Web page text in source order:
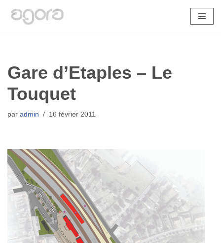
Gare d’Etaples – Le
Touquet
par admin 16 février 2011